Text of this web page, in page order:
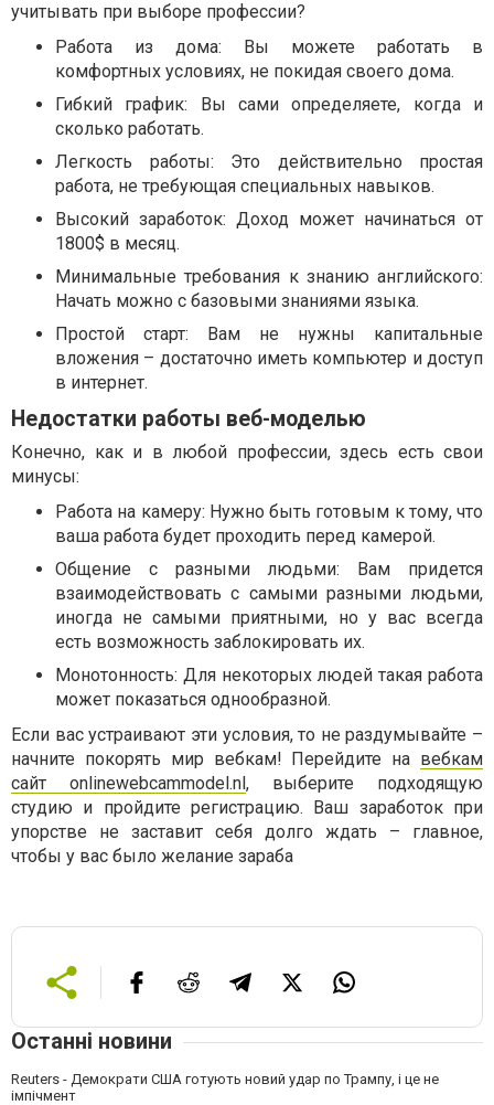
учитывать при выборе профессии?
Работа из дома: Вы можете работать в
комфортных условиях, не покидая своего дома.
Гибкий график: Вы сами определяете, когда и
сколько работать.
Легкость работы: Это действительно простая
работа, не требующая специальных навыков.
Высокий заработок: Доход может начинаться от
1800$ в месяц.
Минимальные требования к знанию английского:
Начать можно с базовыми знаниями языка.
Простой старт: Вам не нужны капитальные
вложения – достаточно иметь компьютер и доступ
в интернет.
Недостатки работы веб-моделью
Конечно, как и в любой профессии, здесь есть свои
минусы:
Работа на камеру: Нужно быть готовым к тому, что
ваша работа будет проходить перед камерой.
Общение с разными людьми: Вам придется
взаимодействовать с самыми разными людьми,
иногда не самыми приятными, но у вас всегда
есть возможность заблокировать их.
Монотонность: Для некоторых людей такая работа
может показаться однообразной.
Если вас устраивают эти условия, то не раздумывайте –
начните покорять мир вебкам! Перейдите на вебкам
сайт onlinewebcammodel.nl, выберите подходящую
студию и пройдите регистрацию. Ваш заработок при
упорстве не заставит себя долго ждать – главное,
чтобы у вас было желание зараба
Останні новини
Reuters - Демократи США готують новий удар по Трампу, і це не
імпічмент